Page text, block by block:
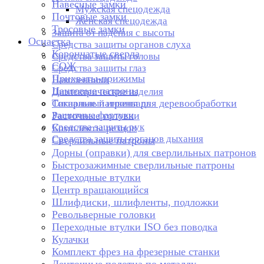
Мужская спецодежда
Женская спецодежда
Защита от падения с высоты
Средства защиты органов слуха
Средства защиты головы
Средства защиты глаз
Наколенники
Диэлектрические изделия
Сигнальный инвентарь
Защитные фартуки
Средства защиты рук
Средства защиты органов дыхания
Навесные замки
Почтовые замки
Тросовые замки
Оснастка
Корончатые сверла
СОЖ
Прихваты-прижимы
Цанговые патроны
Токарные патроны для деревообработки
Расточные головки
Комплекты резцов
Сверлильные патроны
Дорны (оправки) для сверлильных патронов
Быстрозажимные сверлильные патроны
Переходные втулки
Центр вращающийся
Шлифдиски, шлифленты, подложки
Револьверные головки
Переходные втулки ISO без поводка
Кулачки
Комплект фрез на фрезерные станки